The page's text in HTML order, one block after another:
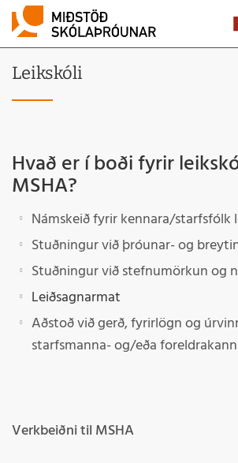
Leikskóli
Hvað er í boði fyrir
MSHA?
Námskeið fyrir kennara/starfsfólk
Stuðningur við þróunar- og
Stuðningur við stefnumörkun og
Leiðsagnarmat
Aðstoð við gerð, fyrirlögn og
starfsmanna- og/eða
Verkbeiðni til MSHA